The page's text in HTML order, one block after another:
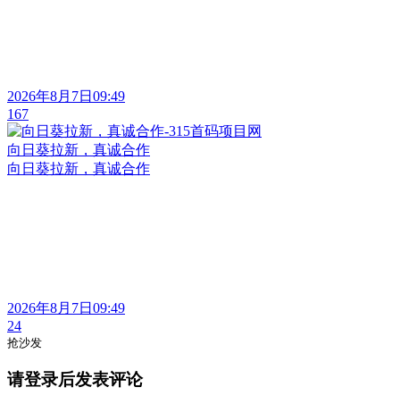
2026年8月7日09:49
167
向日葵拉新，真诚合作
向日葵拉新，真诚合作
2026年8月7日09:49
24
抢沙发
请登录后发表评论